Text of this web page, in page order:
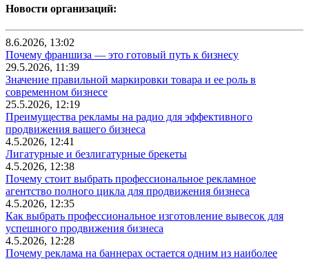
Новости организаций:
8.6.2026, 13:02
Почему франшиза — это готовый путь к бизнесу
29.5.2026, 11:39
Значение правильной маркировки товара и ее роль в
современном бизнесе
25.5.2026, 12:19
Преимущества рекламы на радио для эффективного
продвижения вашего бизнеса
4.5.2026, 12:41
Лигатурные и безлигатурные брекеты
4.5.2026, 12:38
Почему стоит выбрать профессиональное рекламное
агентство полного цикла для продвижения бизнеса
4.5.2026, 12:35
Как выбрать профессиональное изготовление вывесок для
успешного продвижения бизнеса
4.5.2026, 12:28
Почему реклама на баннерах остается одним из наиболее